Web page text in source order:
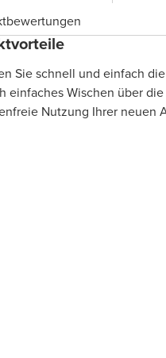
Sie schnell und einfach
einfaches Wischen über
Nutzung Ihrer neuen